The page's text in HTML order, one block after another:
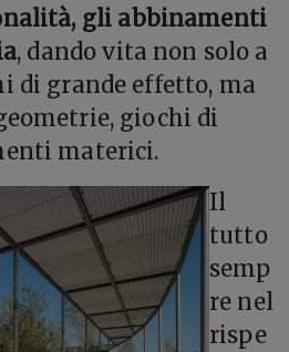
gli abbinamenti
, dando vita non solo a
di grande effetto, ma
giochi di
materici.
Il
tutto
semp
re nel
rispe